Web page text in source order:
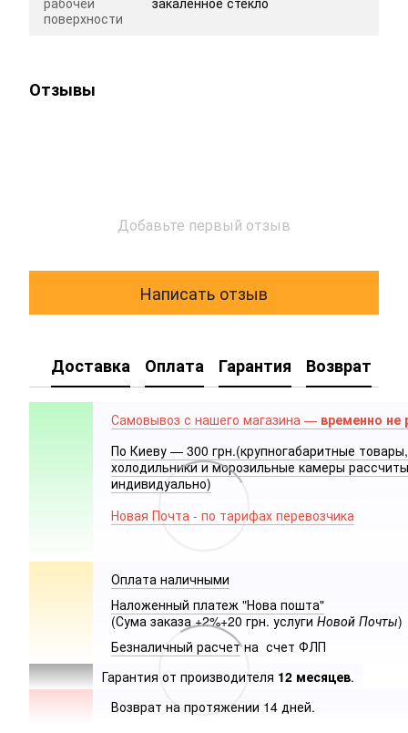
поверхности
Отзывы
Добавьте первый отзыв
Написать отзыв
Доставка Оплата Гарантия Возврат
Самовывоз с нашего магазина — временно не
По Киеву — 300 грн.(крупногабаритные товары,
холодильники и морозильные камеры
индивидуально)
Новая Почта - по тарифах перевозчика
Оплата наличными
Наложенный платеж "Нова пошта"
(Сума заказа +2%+20 грн. услуги Новой Почты)
Безналичный расчетна счет ФЛП
Гарантия от производителя 12 месяцев.
Возврат на протяжении 14 дней.